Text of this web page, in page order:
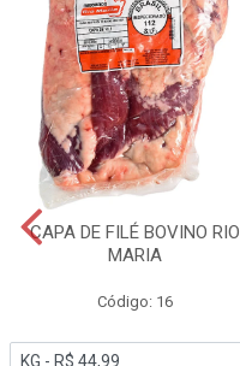
CAPA DE FILÉ BOVINO RIO
MARIA
Código: 16